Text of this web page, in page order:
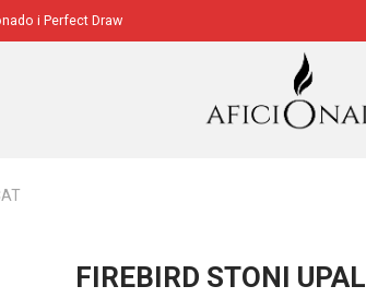
i Perfect Draw
FIREBIRD STONI